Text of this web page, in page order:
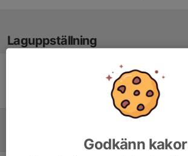
Laguppställning
Ingen uppställning ifylld
Godkänn kakor